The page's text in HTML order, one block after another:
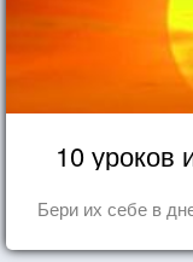
10 уроков
Бери их себе в